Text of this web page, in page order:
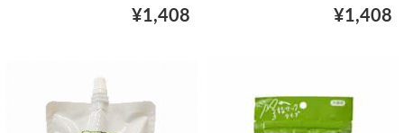
¥1,408 ¥1,408